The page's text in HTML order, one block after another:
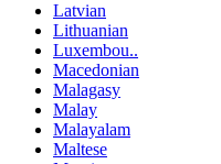
Latvian
Lithuanian
Luxembou..
Macedonian
Malagasy
Malay
Malayalam
Maltese